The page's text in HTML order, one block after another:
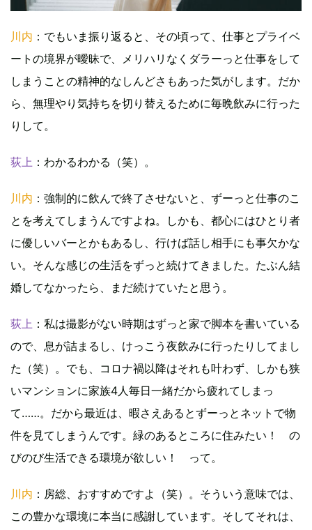
川内 ：でもいま振り返ると、その頃って、仕事とプライベ
ートの境界が曖昧で、メリハリなくダラーっと仕事をして
しまうことの精神的なしんどさもあった気がします。だか
ら、無理やり気持ちを切り替えるために毎晩飲みに行った
りして。
荻上 ：わかるわかる（笑）。
川内 ：強制的に飲んで終了させないと、ずーっと仕事のこ
とを考えてしまうんですよね。しかも、都心にはひとり者
に優しいバーとかもあるし、行けば話し相手にも事欠かな
い。そんな感じの生活をずっと続けてきました。たぶん結
婚してなかったら、まだ続けていたと思う。
荻上 ：私は撮影がない時期はずっと家で脚本を書いている
ので、息が詰まるし、けっこう夜飲みに行ったりしてまし
た（笑）。でも、コロナ禍以降はそれも叶わず、しかも狭
いマンションに家族4人毎日一緒だから疲れてしまっ
て……。だから最近は、暇さえあるとずーっとネットで物
件を見てしまうんです。緑のあるところに住みたい！ の
びのび生活できる環境が欲しい！ って。
川内 ：房総、おすすめですよ（笑）。そういう意味では、
この豊かな環境に本当に感謝しています。そしてそれは、